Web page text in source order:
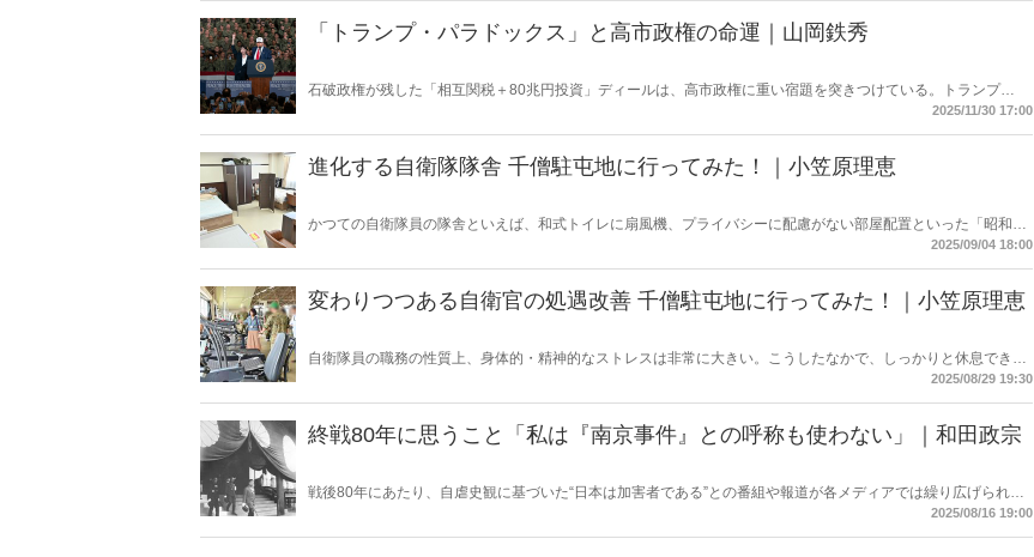
「トランプ・パラドックス」と高市政権の命運｜山岡鉄秀
石破政権が残した「相互関税＋80兆円投資」ディールは、高市政権に重い宿題を突きつけている。トランプ
の“ふたつの顔”が日本を救うのか、縛るのか──命運は、このパラドックスをどう反転できるかにかかっている。
2025/11/30 17:00
進化する自衛隊隊舎 千僧駐屯地に行ってみた！｜小笠原理恵
かつての自衛隊員の隊舎といえば、和式トイレに扇風機、プライバシーに配慮がない部屋配置といった「昭和ス
タイル」の名残が色濃く残っていた。だが今、そのイメージは大きく変わろうとしている。兵庫県伊丹市にある
2025/09/04 18:00
変わりつつある自衛官の処遇改善 千僧駐屯地に行ってみた！｜小笠原理恵
自衛隊員の職務の性質上、身体的・精神的なストレスは非常に大きい。こうしたなかで、しっかりと休息できる
環境が整っていなければ、有事や災害時に本来の力を発揮することは難しい。今回は変わりつつある現場を取材
2025/08/29 19:30
終戦80年に思うこと「私は『南京事件』との呼称も使わない」｜和田政宗
戦後80年にあたり、自虐史観に基づいた“日本は加害者である”との番組や報道が各メディアでは繰り広げられて
いる。東京裁判や“南京大虐殺”肯定派は、おびただしい数の南京市民が日本軍に虐殺されたと言う。しかし、南
2025/08/16 19:00